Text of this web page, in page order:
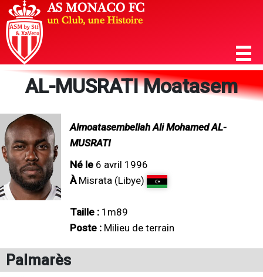
AL-MUSRATI Moatasem
Almoatasembellah Ali Mohamed AL-
MUSRATI
Né le 6 avril 1996
ÀMisrata (Libye)
Taille : 1m89
Poste : Milieu de terrain
Palmarès